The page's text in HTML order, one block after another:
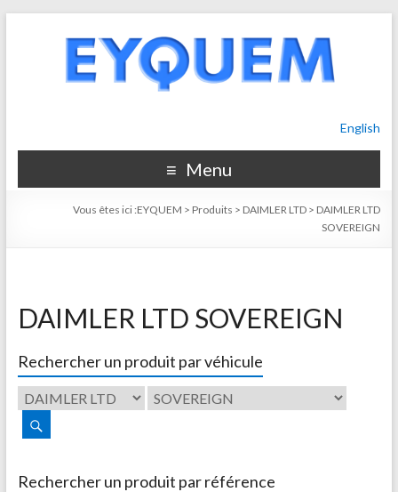
English
Menu
Vous êtes ici :EYQUEM > Produits > DAIMLER LTD > DAIMLER LTD
SOVEREIGN
DAIMLER LTD SOVEREIGN
Rechercher un produit par véhicule
Rechercher un produit par référence